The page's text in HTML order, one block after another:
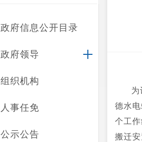
政府信息公开目录
政府领导
组织机构
人事任免
公示公告
为
德水
个工
搬迁